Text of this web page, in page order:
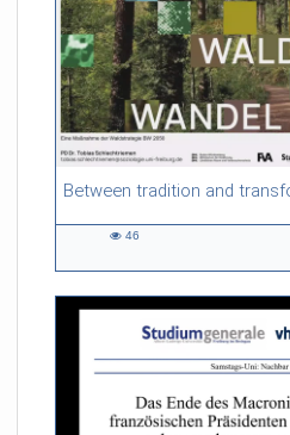
54:13 duration
46